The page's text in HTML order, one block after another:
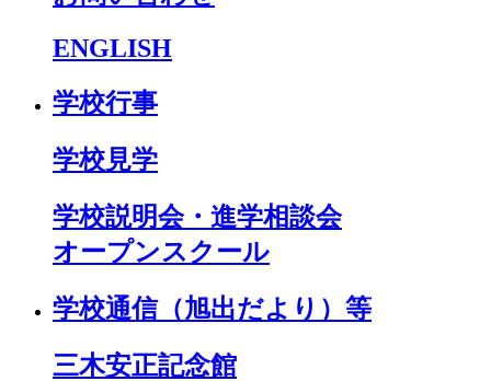
ENGLISH
学校行事
学校見学
学校説明会・進学相談会
オープンスクール
学校通信（旭出だより）等
三木安正記念館